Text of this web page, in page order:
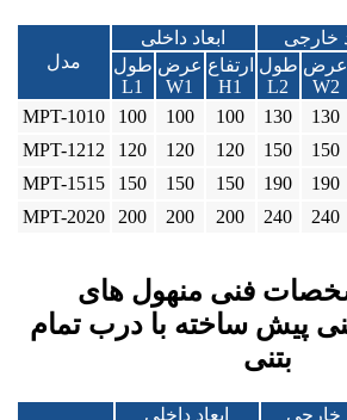
مدل
ابعاد داخلی خارجی
طول
L1
عرض
W1
ارتفاع
H1
طول
L2
عرض
W2
MPT-1010
100 100 100 130 130
MPT-1212
120 120 120 150 150
MPT-1515
150 150 150 190 190
MPT-2020
200 200 200 240 240
فنی منهول های
پیش ساخته با درب تمام
بتنی
ابعاد داخلی خارجی